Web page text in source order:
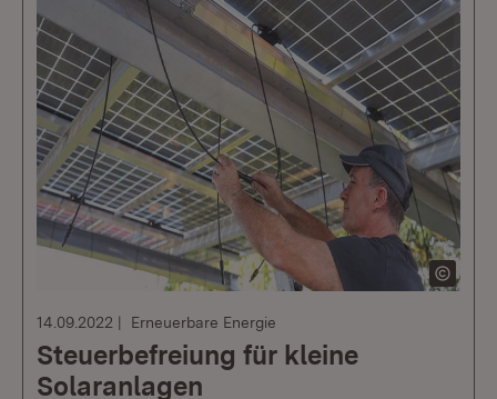
14.09.2022 Erneuerbare Energie
Steuerbefreiung für kleine
Solaranlagen